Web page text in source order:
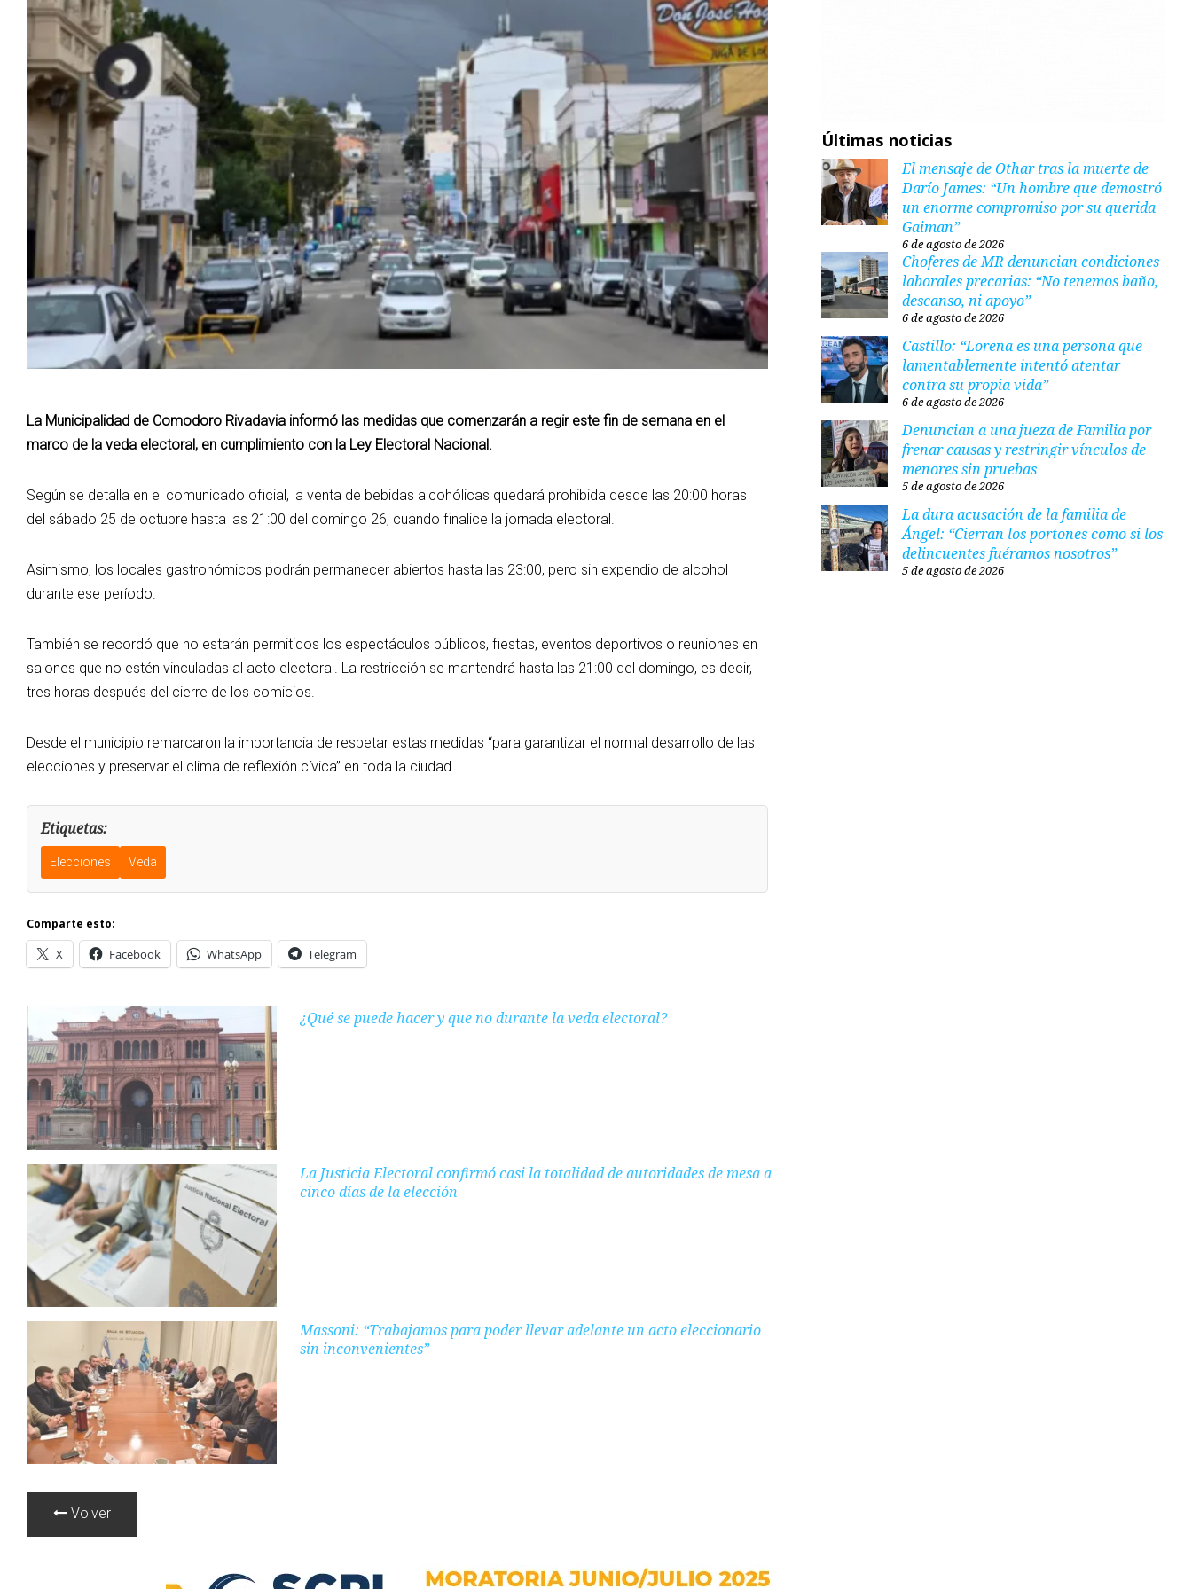
La Municipalidad de Comodoro Rivadavia informó las medidas que comenzarán a regir este fin de semana en el
marco de la veda electoral, en cumplimiento con la Ley Electoral Nacional.
Según se detalla en el comunicado oficial, la venta de bebidas alcohólicas quedará prohibida desde las 20:00 horas
del sábado 25 de octubre hasta las 21:00 del domingo 26, cuando finalice la jornada electoral.
Asimismo, los locales gastronómicos podrán permanecer abiertos hasta las 23:00, pero sin expendio de alcohol
durante ese período.
También se recordó que no estarán permitidos los espectáculos públicos, fiestas, eventos deportivos o reuniones en
salones que no estén vinculadas al acto electoral. La restricción se mantendrá hasta las 21:00 del domingo, es decir,
tres horas después del cierre de los comicios.
Desde el municipio remarcaron la importancia de respetar estas medidas “para garantizar el normal desarrollo de las
elecciones y preservar el clima de reflexión cívica” en toda la ciudad.
Etiquetas:
Elecciones Veda
Comparte esto:
X Facebook WhatsApp Telegram
¿Qué se puede hacer y que no durante la veda electoral?
La Justicia Electoral confirmó casi la totalidad de autoridades de mesa a
cinco días de la elección
Massoni: “Trabajamos para poder llevar adelante un acto eleccionario
sin inconvenientes”
Volver
Últimas noticias
El mensaje de Othar tras la muerte de
Darío James: “Un hombre que demostró
un enorme compromiso por su querida
Gaiman”
6 de agosto de 2026
Choferes de MR denuncian condiciones
laborales precarias: “No tenemos baño,
descanso, ni apoyo”
6 de agosto de 2026
Castillo: “Lorena es una persona que
lamentablemente intentó atentar
contra su propia vida”
6 de agosto de 2026
Denuncian a una jueza de Familia por
frenar causas y restringir vínculos de
menores sin pruebas
5 de agosto de 2026
La dura acusación de la familia de
Ángel: “Cierran los portones como si los
delincuentes fuéramos nosotros”
5 de agosto de 2026